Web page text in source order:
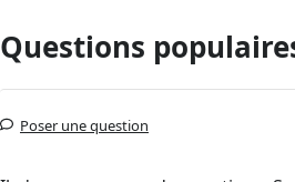
Questions
Poser une question